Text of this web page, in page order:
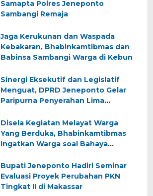
Samapta Polres Jeneponto
Sambangi Remaja
Jaga Kerukunan dan Waspada
Kebakaran, Bhabinkamtibmas dan
Babinsa Sambangi Warga di Kebun
Sinergi Eksekutif dan Legislatif
Menguat, DPRD Jeneponto Gelar
Paripurna Penyerahan Lima
Ranperda Pertanggungjawaban
APBD 2025
Disela Kegiatan Melayat Warga
Yang Berduka, Bhabinkamtibmas
Ingatkan Warga soal Bahaya
Bupati Jeneponto Hadiri Seminar
Evaluasi Proyek Perubahan PKN
Tingkat II di Makassar